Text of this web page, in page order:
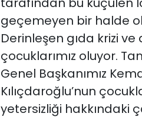
geçemeyen bir halde
Derinleşen gıda krizi
çocuklarımız oluyor.
Genel Başkanımız
Kılıçdaroğlu’nun
yetersizliği hakkındaki